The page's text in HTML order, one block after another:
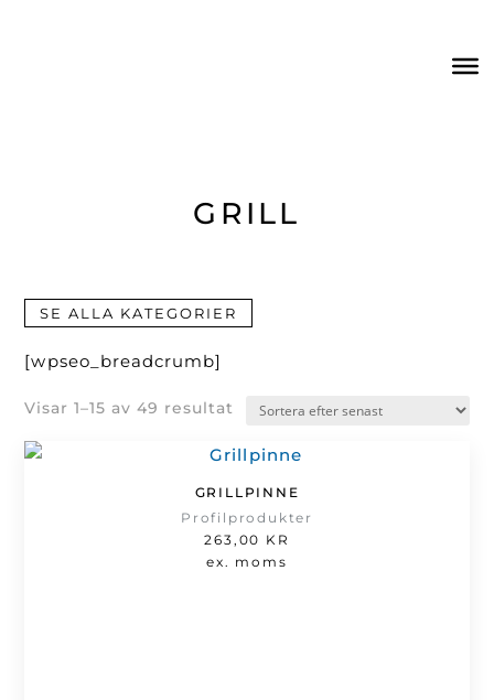
GRILL
SE ALLA KATEGORIER
[wpseo_breadcrumb]
Visar 1–15 av 49 resultat Sortera
senaste
GRILLPINNE
Profilprodukter
263,00 KR
ex. moms